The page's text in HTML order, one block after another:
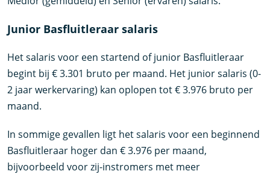
Junior Basfluitleraar salaris
Het salaris voor een startend of junior Basfluitleraar
begint bij € 3.301 bruto per maand. Het junior salaris (0-
2 jaar werkervaring) kan oplopen tot € 3.976 bruto per
maand.
In sommige gevallen ligt het salaris voor een beginnend
Basfluitleraar hoger dan € 3.976 per maand,
bijvoorbeeld voor zij-instromers met meer